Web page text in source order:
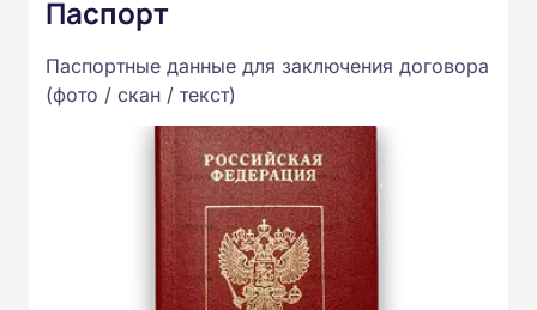
Паспорт
Паспортные данные для заключения договора
(фото / скан / текст)